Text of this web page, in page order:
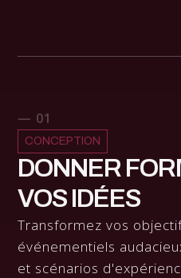
— 01
CONCEPTION
DONNER
VOS IDÉES
Transformez vos
événementiels
et scénarios